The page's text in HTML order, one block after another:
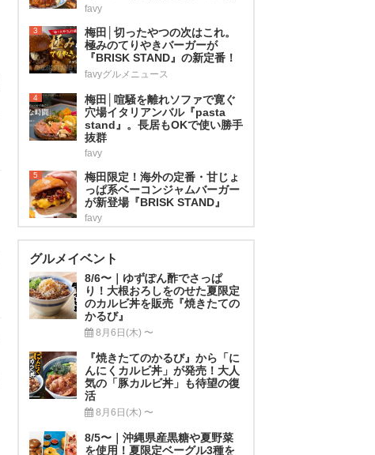
favy
3
梅田│切ったやつの次はこれ。
極みのてりやきバーガーが
『BRISK STAND』の新定番！
favyグルメニュース
4
梅田│喧騒を離れソファで寛ぐ
穴場イタリアンバル『pasta
stand』。長居もOKで使い勝手
抜群
favy
5
梅田限定！海外の定番・甘じょ
っぱ系ベーコンジャムバーガー
が新登場『BRISK STAND』
favy
グルメイベント
8/6〜｜ゆずぽん酢でさっぱ
り！大根おろしをのせた夏限定
のカルビ丼を販売『焼きたての
かるび』
8月6日(木) 〜
『焼きたてのかるび』から「に
んにくカルビ丼」が発売！大人
気の「豚カルビ丼」も待望の復
活
8月6日(木) 〜
8/5〜｜沖縄県産黒糖や夏野菜
を使用！夏限定ベーグル3種を